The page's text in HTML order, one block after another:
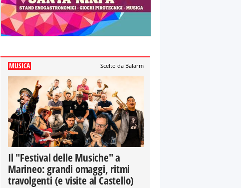
MUSICA Scelto da Balarm
Il "Festival delle Musiche" a
Marineo: grandi omaggi, ritmi
travolgenti (e visite al Castello)